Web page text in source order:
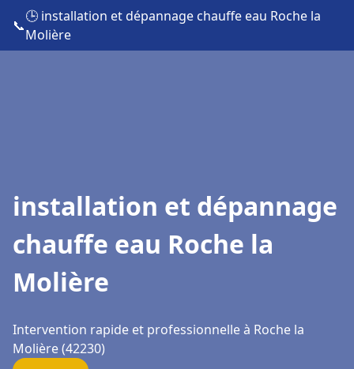
📞
🕒 installation et dépannage chauffe eau Roche la
Molière
installation et dépannage
chauffe eau Roche la
Molière
Intervention rapide et professionnelle à Roche la
Molière (42230)